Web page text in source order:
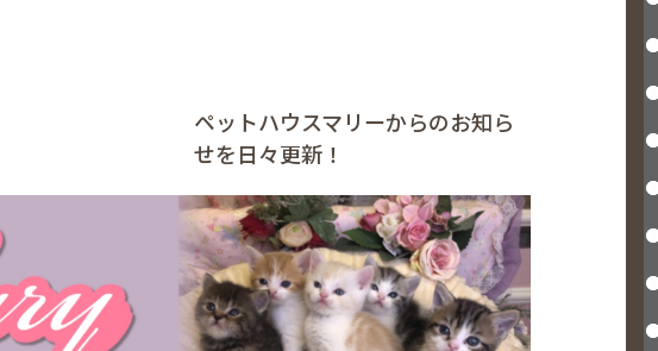
ペットハウスマリーからのお知ら
せを日々更新！